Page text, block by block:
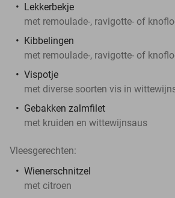
Lekkerbekje
met remoulade-, ravigotte- of
Kibbelingen
met remoulade-, ravigotte- of
Vispotje
met diverse soorten vis in
Gebakken zalmfilet
met kruiden en wittewijnsaus
Vleesgerechten:
Wienerschnitzel
met citroen